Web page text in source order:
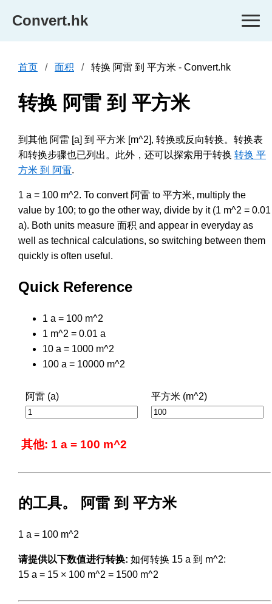
Convert.hk
首页 面积 转换 阿雷 到 平方米 - Convert.hk
转换 阿雷 到 平方米
到其他 阿雷 [a] 到 平方米 [m^2], 转换或反向转换。转换表
和转换步骤也已列出。此外，还可以探索用于转换 转换 平
方米 到 阿雷.
1 a = 100 m^2. To convert 阿雷 to 平方米, multiply the
value by 100; to go the other way, divide by it (1 m^2 = 0.01
a). Both units measure 面积 and appear in everyday as
well as technical calculations, so switching between them
quickly is often useful.
Quick Reference
1 a = 100 m^2
1 m^2 = 0.01 a
10 a = 1000 m^2
100 a = 10000 m^2
阿雷 (a) 平方米 (m^2)
其他: 1 a = 100 m^2
的工具。 阿雷 到 平方米
1 a = 100 m^2
请提供以下数值进行转换: 如何转换 15 a 到 m^2:
15 a = 15 × 100 m^2 = 1500 m^2